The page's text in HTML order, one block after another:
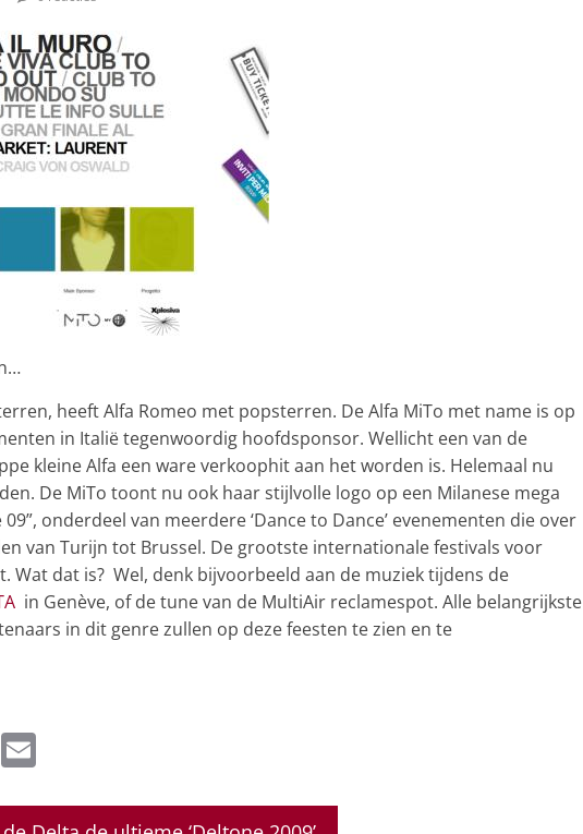
heeft Alfa Romeo met popsterren. De Alfa MiTo met name is op
in Italië tegenwoordig hoofdsponsor. Wellicht een van de
kleine Alfa een ware verkoophit aan het worden is. Helemaal nu
De MiTo toont nu ook haar stijlvolle logo op een Milanese mega
onderdeel van meerdere ‘Dance to Dance’ evenementen die over
van Turijn tot Brussel. De grootste internationale festivals voor
Wat dat is? Wel, denk bijvoorbeeld aan de muziek tijdens de
in Genève, of de tune van de MultiAir reclamespot. Alle belangrijkste
in dit genre zullen op deze feesten te zien en te
T
ai